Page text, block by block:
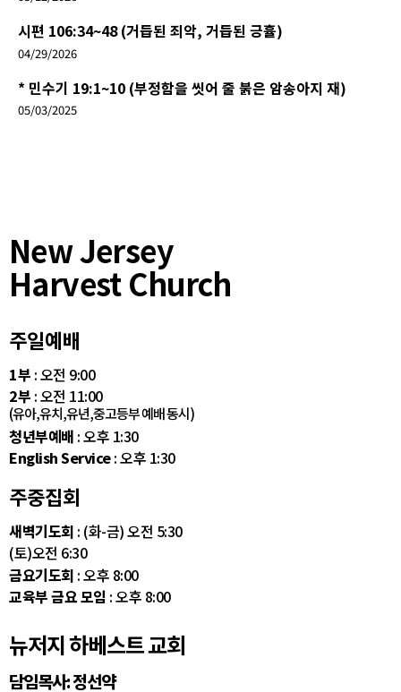
시편 106:34~48 (거듭된 죄악, 거듭된 긍휼)
04/29/2026
* 민수기 19:1~10 (부정함을 씻어 줄 붉은 암송아지 재)
05/03/2025
New Jersey
Harvest Church
주일예배
1부 : 오전 9:00
2부 : 오전 11:00
(유아,유치,유년,중고등부 예배 동시)
청년부예배 : 오후 1:30
English Service: 오후 1:30
주중집회
새벽기도회 : (화-금) 오전 5:30
(토)오전 6:30
금요기도회 : 오후 8:00
교육부 금요 모임 : 오후 8:00
뉴저지 하베스트 교회
담임목사: 정선약